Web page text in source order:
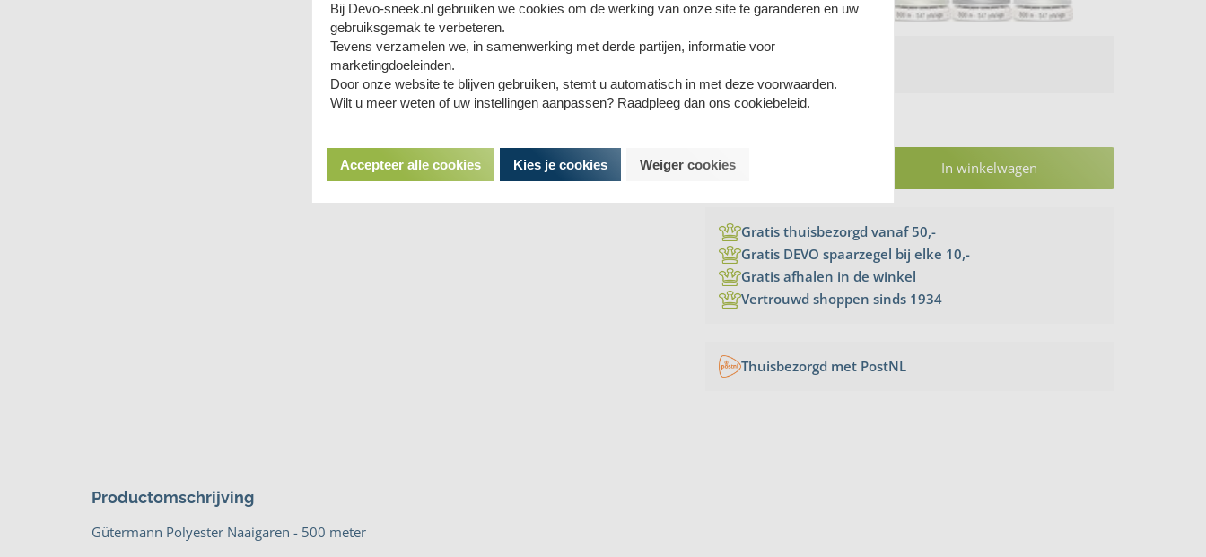
In winkelwagen
Gratis thuisbezorgd vanaf 50,-
Gratis DEVO spaarzegel bij elke 10,-
Gratis afhalen in de winkel
Vertrouwd shoppen sinds 1934
Thuisbezorgd met PostNL
Productomschrijving
Gütermann Polyester Naaigaren - 500 meter
Bij Devo-sneek.nl gebruiken we cookies om de werking van onze site te garanderen en uw
gebruiksgemak te verbeteren.
Tevens verzamelen we, in samenwerking met derde partijen, informatie voor
marketingdoeleinden.
Door onze website te blijven gebruiken, stemt u automatisch in met deze voorwaarden.
Wilt u meer weten of uw instellingen aanpassen? Raadpleeg dan ons cookiebeleid.
Accepteer alle cookies Kies je cookies Weiger cookies